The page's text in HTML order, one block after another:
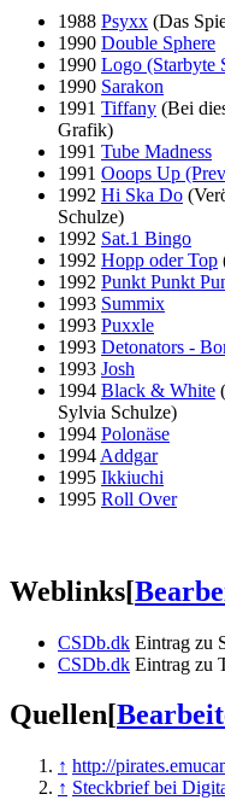
1988 Psyxx (Das
1990 Double Sphere
1990 Logo (Starbyte
1990 Sarakon
1991 Tiffany (Bei
Grafik)
1991 Tube Madness
1991 Ooops Up
1992 Hi Ska Do
Schulze)
1992 Sat.1 Bingo
1992 Hopp oder Top
1992 Punkt Punkt
1993 Summix
1993 Puxxle
1993 Detonators -
1993 Josh
1994 Black & White
Sylvia Schulze)
1994 Polonäse
1994 Addgar
1995 Ikkiuchi
1995 Roll Over
Weblinks[
CSDb.dk Eintrag zu
CSDb.dk Eintrag zu
Quellen[
↑ http://
↑ Steckbrief bei